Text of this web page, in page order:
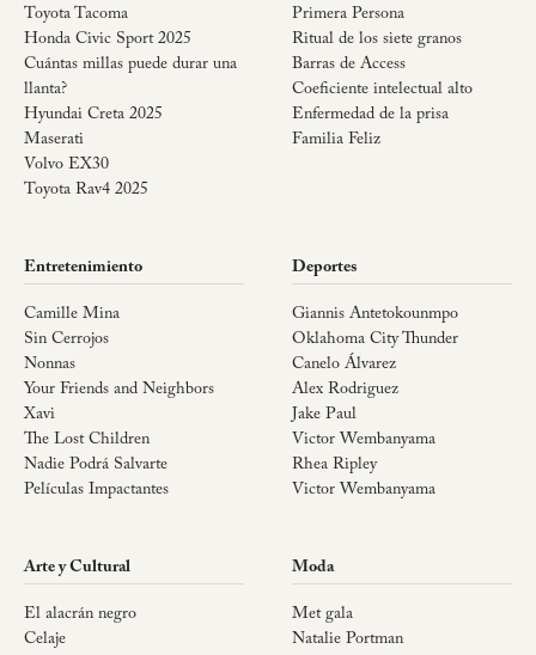
Toyota Tacoma
Honda Civic Sport 2025
Cuántas millas puede durar una
llanta?
Hyundai Creta 2025
Maserati
Volvo EX30
Toyota Rav4 2025
Primera Persona
Ritual de los siete granos
Barras de Access
Coeficiente intelectual alto
Enfermedad de la prisa
Familia Feliz
Entretenimiento
Camille Mina
Sin Cerrojos
Nonnas
Your Friends and Neighbors
Xavi
The Lost Children
Nadie Podrá Salvarte
Películas Impactantes
Deportes
Giannis Antetokounmpo
Oklahoma City Thunder
Canelo Álvarez
Alex Rodriguez
Jake Paul
Victor Wembanyama
Rhea Ripley
Victor Wembanyama
Arte y Cultural
El alacrán negro
Celaje
Moda
Met gala
Natalie Portman